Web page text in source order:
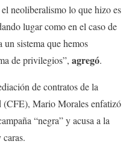
neoliberalismo lo que hizo es
lugar como en el caso de
un sistema que hemos
de privilegios”, agregó.
de contratos de la
(CFE), Mario Morales enfatizó
“negra” y acusa a la